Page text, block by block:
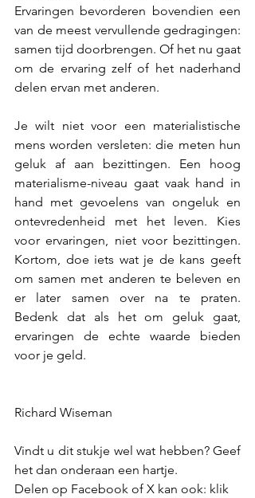
Ervaringen bevorderen bovendien een
van de meest vervullende gedragingen:
samen tijd doorbrengen. Of het nu gaat
om de ervaring zelf of het naderhand
delen ervan met anderen.
Je wilt niet voor een materialistische
mens worden versleten: die meten hun
geluk af aan bezittingen. Een hoog
materialisme-niveau gaat vaak hand in
hand met gevoelens van ongeluk en
ontevredenheid met het leven. Kies
voor ervaringen, niet voor bezittingen.
Kortom, doe iets wat je de kans geeft
om samen met anderen te beleven en
er later samen over na te praten.
Bedenk dat als het om geluk gaat,
ervaringen de echte waarde bieden
voor je geld.
Richard Wiseman
Vindt u dit stukje wel wat hebben? Geef
het dan onderaan een hartje.
Delen op Facebook of X kan ook: klik